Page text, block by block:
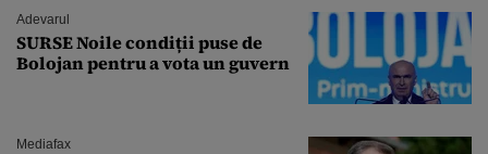
Adevarul
SURSE Noile condiții puse de
Bolojan pentru a vota un guvern
Mediafax